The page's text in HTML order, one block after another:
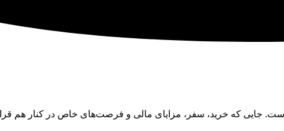
که خرید، سفر، مزایای مالی و فرصت‌های خاص در کنار هم قرار